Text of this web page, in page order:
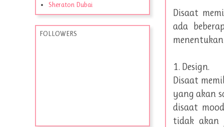
Disaat
ada
1. Design.
Disaat
yang akan
disaat
tidak akan
Sheraton Dubai
FOLLOWERS